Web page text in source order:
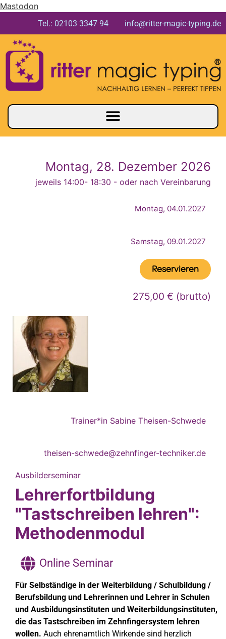
Mastodon
Tel.: 02103 3347 94 info@ritter-magic-typing.de
Montag, 28. Dezember 2026
jeweils 14:00- 18:30 - oder nach Vereinbarung
Montag, 04.01.2027
Samstag, 09.01.2027
Reservieren
275,00 € (brutto)
Trainer*in Sabine Theisen-Schwede
theisen-schwede@zehnfinger-techniker.de
Ausbilderseminar
Lehrerfortbildung
"Tastschreiben lehren":
Methodenmodul
Online Seminar
Für Selbständige in der Weiterbildung / Schulbildung /
Berufsbildung und Lehrerinnen und Lehrer in Schulen
und Ausbildungsinstituten und Weiterbildungsinstituten,
die das Tastschreiben im Zehnfingersystem lehren
wollen. Auch ehrenamtlich Wirkende sind herzlich